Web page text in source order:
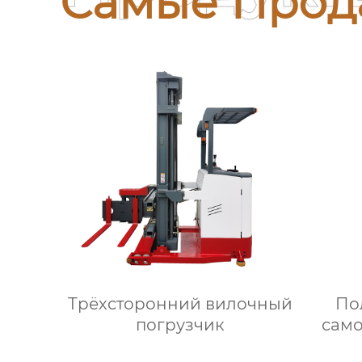
Трёхсторонний вилочный
погрузчик